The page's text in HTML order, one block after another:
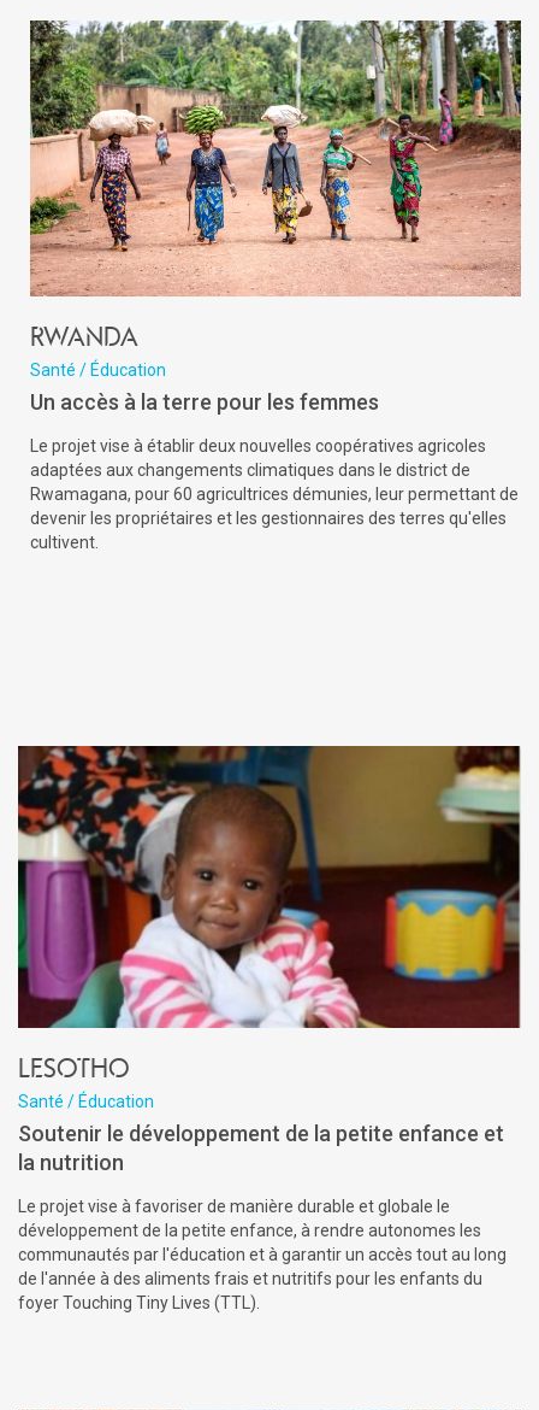
Rwanda
Santé / Éducation
Un accès à la terre pour les femmes
Le projet vise à établir deux nouvelles coopératives agricoles
adaptées aux changements climatiques dans le district de
Rwamagana, pour 60 agricultrices démunies, leur permettant de
devenir les propriétaires et les gestionnaires des terres qu'elles
cultivent.
Lesotho
Santé / Éducation
Soutenir le développement de la petite enfance et
la nutrition
Le projet vise à favoriser de manière durable et globale le
développement de la petite enfance, à rendre autonomes les
communautés par l'éducation et à garantir un accès tout au long
de l'année à des aliments frais et nutritifs pour les enfants du
foyer Touching Tiny Lives (TTL).